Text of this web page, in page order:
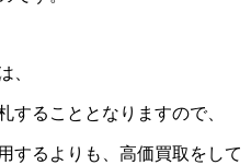
、
することとなりますので、
するよりも、高価買取をして